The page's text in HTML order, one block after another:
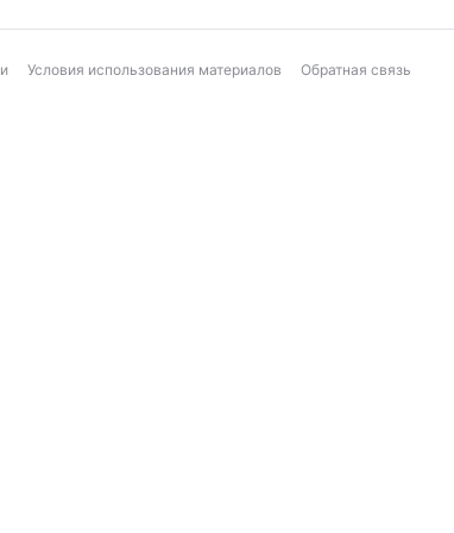
Условия использования материалов Обратная связь